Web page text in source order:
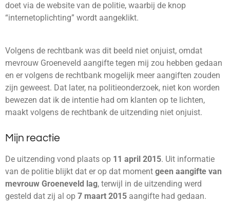
doet via de website van de politie, waarbij de knop
“internetoplichting” wordt aangeklikt.
Volgens de rechtbank was dit beeld niet onjuist, omdat
mevrouw Groeneveld aangifte tegen mij zou hebben gedaan
en er volgens de rechtbank mogelijk meer aangiften zouden
zijn geweest. Dat later, na politieonderzoek, niet kon worden
bewezen dat ik de intentie had om klanten op te lichten,
maakt volgens de rechtbank de uitzending niet onjuist.
Mijn reactie
De uitzending vond plaats op 11 april 2015. Uit informatie
van de politie blijkt dat er op dat moment geen aangifte van
mevrouw Groeneveld lag, terwijl in de uitzending werd
gesteld dat zij al op 7 maart 2015 aangifte had gedaan.